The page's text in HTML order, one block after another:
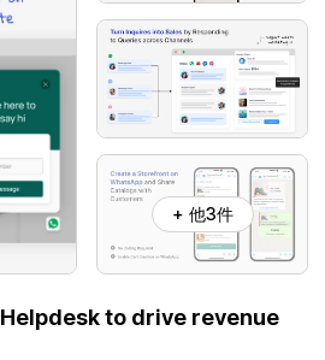
+ 他3件
to drive revenue